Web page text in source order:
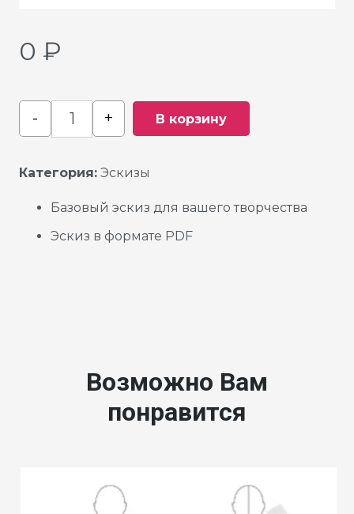
0 ₽
Quantity
- + В корзину
Категория: Эскизы
Базовый эскиз для вашего творчества
Эскиз в формате PDF
Возможно Вам
понравится